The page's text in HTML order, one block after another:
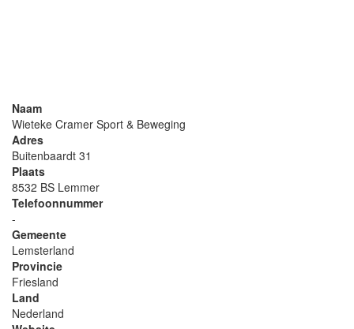
Naam
Wieteke Cramer Sport & Beweging
Adres
Buitenbaardt 31
Plaats
8532 BS Lemmer
Telefoonnummer
-
Gemeente
Lemsterland
Provincie
Friesland
Land
Nederland